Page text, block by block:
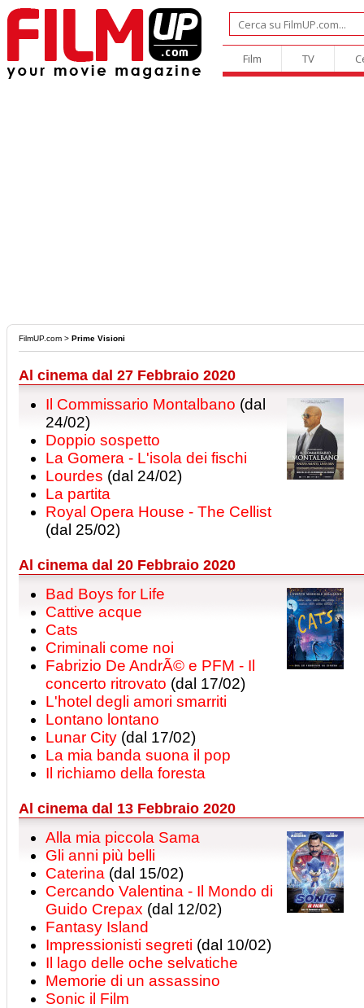
Film TV
FilmUP.com > Prime Visioni
Al cinema dal 27 Febbraio 2020
Il Commissario Montalbano (dal
24/02)
Doppio sospetto
La Gomera - L'isola dei fischi
Lourdes (dal 24/02)
La partita
Royal Opera House - The Cellist
(dal 25/02)
Al cinema dal 20 Febbraio 2020
Bad Boys for Life
Cattive acque
Cats
Criminali come noi
Fabrizio De AndrÃ© e PFM - Il
concerto ritrovato (dal 17/02)
L'hotel degli amori smarriti
Lontano lontano
Lunar City (dal 17/02)
La mia banda suona il pop
Il richiamo della foresta
Al cinema dal 13 Febbraio 2020
Alla mia piccola Sama
Gli anni più belli
Caterina (dal 15/02)
Cercando Valentina - Il Mondo di
Guido Crepax (dal 12/02)
Fantasy Island
Impressionisti segreti (dal 10/02)
Il lago delle oche selvatiche
Memorie di un assassino
Sonic il Film